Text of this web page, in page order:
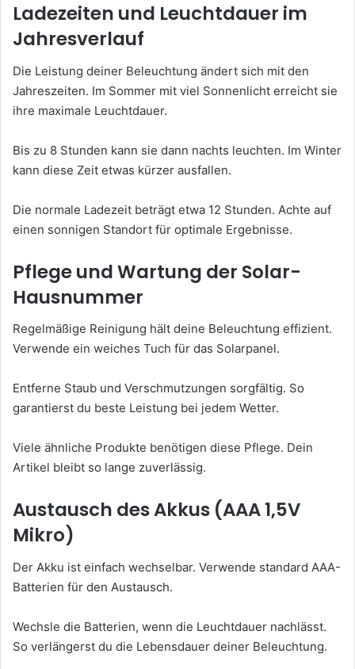
Ladezeiten und Leuchtdauer im
Jahresverlauf
Die Leistung deiner Beleuchtung ändert sich mit den
Jahreszeiten. Im Sommer mit viel Sonnenlicht erreicht sie
ihre maximale Leuchtdauer.
Bis zu 8 Stunden kann sie dann nachts leuchten. Im Winter
kann diese Zeit etwas kürzer ausfallen.
Die normale Ladezeit beträgt etwa 12 Stunden. Achte auf
einen sonnigen Standort für optimale Ergebnisse.
Pflege und Wartung der Solar-
Hausnummer
Regelmäßige Reinigung hält deine Beleuchtung effizient.
Verwende ein weiches Tuch für das Solarpanel.
Entferne Staub und Verschmutzungen sorgfältig. So
garantierst du beste Leistung bei jedem Wetter.
Viele ähnliche Produkte benötigen diese Pflege. Dein
Artikel bleibt so lange zuverlässig.
Austausch des Akkus (AAA 1,5V
Mikro)
Der Akku ist einfach wechselbar. Verwende standard AAA-
Batterien für den Austausch.
Wechsle die Batterien, wenn die Leuchtdauer nachlässt.
So verlängerst du die Lebensdauer deiner Beleuchtung.